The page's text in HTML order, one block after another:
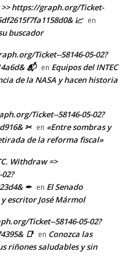
>> https://graph.org/Ticket-
📈 en
buscador
Ticket--58146-05-02?
📬 en Equipos del INTEC
de la NASA y hacen historia
Ticket--58146-05-02?
✂ en «Entre sombras y
de la reforma fiscal»
Withdraw =>
✒ en El Senado
escritor José Mármol
Ticket--58146-05-02?
📑 en Conozca las
riñones saludables y sin